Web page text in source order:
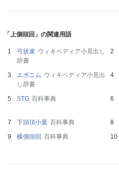
「上側頭回」の関連用語
弓状束 ウィキペディア小見出し
辞書
エポニム ウィキペディア小見出
し辞書
STG 百科事典
下頭頂小葉 百科事典
横側頭回 百科事典